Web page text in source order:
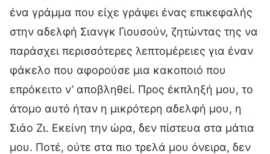
ένα γράμμα που είχε γράψει ένας επικεφαλής
στην αδελφή Σιανγκ Γιουσούν, ζητώντας της να
παράσχει περισσότερες λεπτομέρειες για έναν
φάκελο που αφορούσε μια κακοποιό που
επρόκειτο ν’ αποβληθεί. Προς έκπληξή μου, το
άτομο αυτό ήταν η μικρότερη αδελφή μου, η
Σιάο Ζι. Εκείνη την ώρα, δεν πίστευα στα μάτια
μου. Ποτέ, ούτε στα πιο τρελά μου όνειρα, δεν